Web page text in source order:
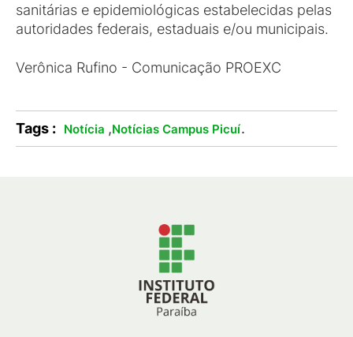
sanitárias e epidemiológicas estabelecidas pelas
autoridades federais, estaduais e/ou municipais.
Verônica Rufino - Comunicação PROEXC
Tags : Notícia ,Notícias Campus Picuí.